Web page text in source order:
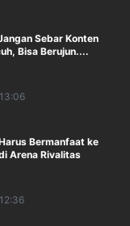
Sebar Konten
Bisa Berujun....
Bermanfaat ke
Arena Rivalitas